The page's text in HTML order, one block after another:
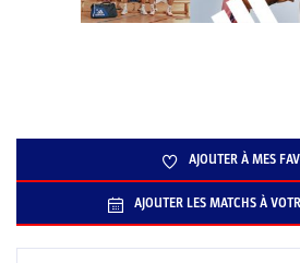
AJOUTER À MES
AJOUTER LES MATCHS À